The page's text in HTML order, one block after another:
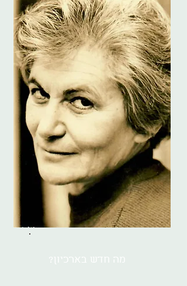
מה חדש בארכיון?